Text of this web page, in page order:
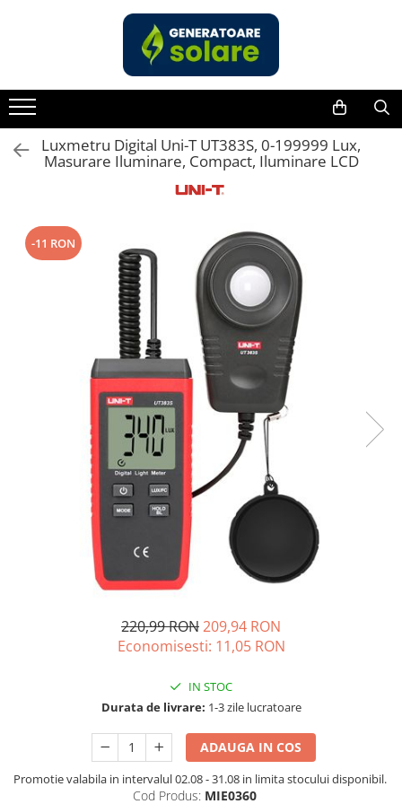
Acasa
Statii de Alimentare Portabile
Cauta dupa capacitate
Pana in 1000W
Peste 3000W
Cauta dupa marca
Vezi toate statiile
Accesorii Statii de Alimentare
Kituri Generatoare Solare
Cauta dupa capacitate
Pana in 1000W
Intre 1000-2000W
Cauta dupa marca
Pecron
Luxmetru Digital Uni-T UT383S, 0-199999 Lux,
Masurare Iluminare, Compact, Iluminare LCD
-11 RON
220,99 RON209,94 RON
Economisesti: 11,05 RON
IN STOC
Durata de livrare: 1-3 zile lucratoare
ADAUGA IN COS
Promotie valabila in intervalul 02.08 - 31.08 in limita stocului disponibil.
Cod Produs: MIE0360